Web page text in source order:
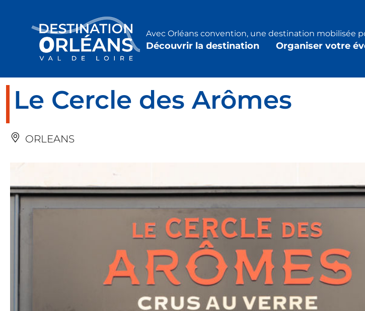
Avec Orléans convention, une destination mobilisée
Découvrir la destination Organiser votre
Le Cercle des Arômes
ORLEANS